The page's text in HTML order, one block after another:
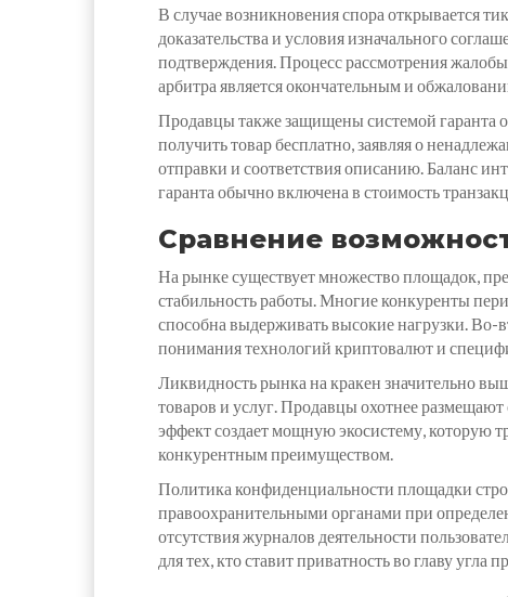
В случае возникновения спора открывается
доказательства и условия изначального
подтверждения. Процесс рассмотрения
арбитра является окончательным и
Продавцы также защищены системой гаранта
получить товар бесплатно, заявляя о
отправки и соответствия описанию. Баланс
гаранта обычно включена в стоимость
Сравнение
На рынке существует множество площадок,
стабильность работы. Многие конкуренты
способна выдерживать высокие нагрузки.
понимания технологий криптовалют и
Ликвидность рынка на кракен значительно
товаров и услуг. Продавцы охотнее размещают
эффект создает мощную экосистему, которую
конкурентным преимуществом.
Политика конфиденциальности площадки
правоохранительными органами при
отсутствия журналов деятельности
для тех, кто ставит приватность во главу угла